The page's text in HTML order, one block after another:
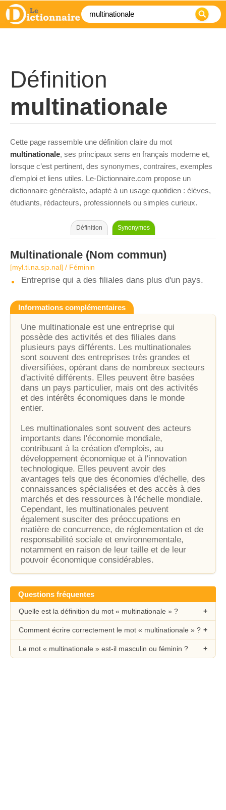
Définition
multinationale
Cette page rassemble une définition claire du mot
multinationale, ses principaux sens en français moderne et,
lorsque c’est pertinent, des synonymes, contraires, exemples
d’emploi et liens utiles. Le-Dictionnaire.com propose un
dictionnaire généraliste, adapté à un usage quotidien : élèves,
étudiants, rédacteurs, professionnels ou simples curieux.
Définition Synonymes
Multinationale (Nom commun)
[myl.ti.na.sjɔ.nal] / Féminin
Entreprise qui a des filiales dans plus d'un pays.
Informations complémentaires
Une multinationale est une entreprise qui
possède des activités et des filiales dans
plusieurs pays différents. Les multinationales
sont souvent des entreprises très grandes et
diversifiées, opérant dans de nombreux secteurs
d'activité différents. Elles peuvent être basées
dans un pays particulier, mais ont des activités
et des intérêts économiques dans le monde
entier.
Les multinationales sont souvent des acteurs
importants dans l'économie mondiale,
contribuant à la création d'emplois, au
développement économique et à l'innovation
technologique. Elles peuvent avoir des
avantages tels que des économies d'échelle, des
connaissances spécialisées et des accès à des
marchés et des ressources à l'échelle mondiale.
Cependant, les multinationales peuvent
également susciter des préoccupations en
matière de concurrence, de réglementation et de
responsabilité sociale et environnementale,
notamment en raison de leur taille et de leur
pouvoir économique considérables.
Questions fréquentes
Quelle est la définition du mot « multinationale » ?
Comment écrire correctement le mot « multinationale » ?
Le mot « multinationale » est-il masculin ou féminin ?